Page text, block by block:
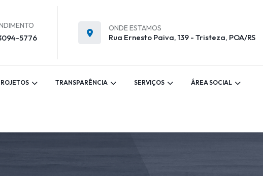
5776
ONDE ESTAMOS
Rua Ernesto Paiva, 139 - Tristeza, POA/RS
TRANSPARÊNCIA SERVIÇOS ÁREA SOCIAL